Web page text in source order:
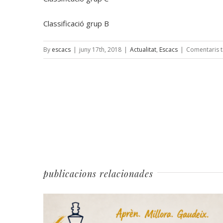
Classificació grup B
By escacs | juny 17th, 2018 | Actualitat, Escacs | Comentaris
publicacions relacionades